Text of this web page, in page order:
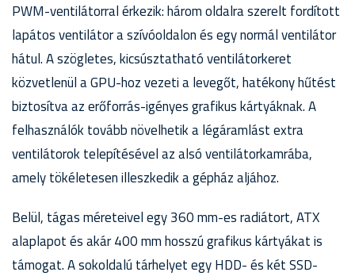
PWM-ventilátorral érkezik: három oldalra szerelt fordított
lapátos ventilátor a szívóoldalon és egy normál ventilátor
hátul. A szögletes, kicsúsztatható ventilátorkeret
közvetlenül a GPU-hoz vezeti a levegőt, hatékony hűtést
biztosítva az erőforrás-igényes grafikus kártyáknak. A
felhasználók tovább növelhetik a légáramlást extra
ventilátorok telepítésével az alsó ventilátorkamrába,
amely tökéletesen illeszkedik a gépház aljához.
Belül, tágas méreteivel egy 360 mm-es radiátort, ATX
alaplapot és akár 400 mm hosszú grafikus kártyákat is
támogat. A sokoldalú tárhelyet egy HDD- és két SSD-